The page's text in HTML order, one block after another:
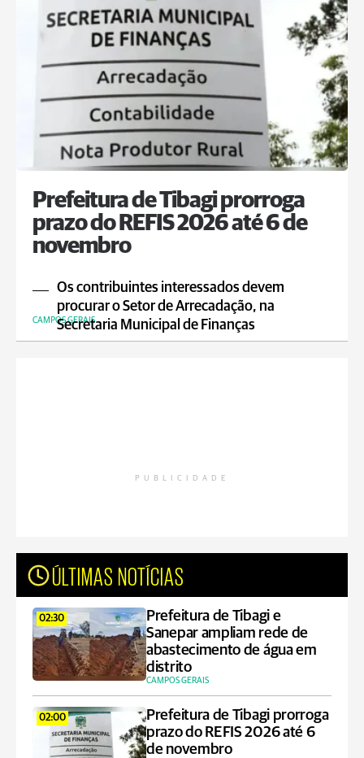
Prefeitura de Tibagi prorroga
prazo do REFIS 2026 até 6 de
novembro
Os contribuintes interessados devem
procurar o Setor de Arrecadação, na
Secretaria Municipal de Finanças
CAMPOS GERAIS
PUBLICIDADE
ÚLTIMAS NOTÍCIAS
02:30
Prefeitura de Tibagi e
Sanepar ampliam rede de
abastecimento de água em
distrito
CAMPOS GERAIS
02:00
Prefeitura de Tibagi prorroga
prazo do REFIS 2026 até 6
de novembro